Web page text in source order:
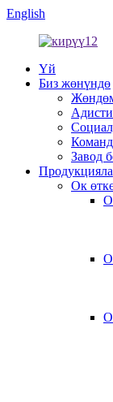
English
Үй
Биз жөнүндө
Завод
Ок